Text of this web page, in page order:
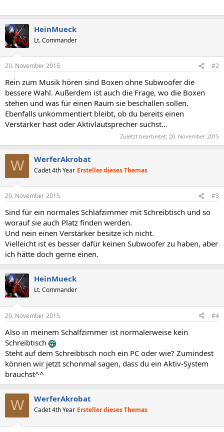
HeinMueck
Lt. Commander
20. November 2015 #2
Rein zum Musik hören sind Boxen ohne Subwoofer die
bessere Wahl. Außerdem ist auch die Frage, wo die Boxen
stehen und was für einen Raum sie beschallen sollen.
Ebenfalls unkommentiert bleibt, ob du bereits einen
Verstärker hast oder Aktivlautsprecher suchst...
Zuletzt bearbeitet: 20. November 2015
W WerferAkrobat
Cadet 4th Year Ersteller dieses Themas
20. November 2015 #3
Sind für ein normales Schlafzimmer mit Schreibtisch und so
worauf sie auch Platz finden werden.
Und nein einen Verstärker besitze ich nicht.
Vielleicht ist es besser dafür keinen Subwoofer zu haben, aber
ich hätte doch gerne einen.
HeinMueck
Lt. Commander
20. November 2015 #4
Also in meinem Schalfzimmer ist normalerweise kein
Schreibtisch
Steht auf dem Schreibtisch noch ein PC oder wie? Zumindest
können wir jetzt schonmal sagen, dass du ein Aktiv-System
brauchst^^
W WerferAkrobat
Cadet 4th Year Ersteller dieses Themas